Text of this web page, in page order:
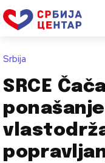
Srbija
SRCE